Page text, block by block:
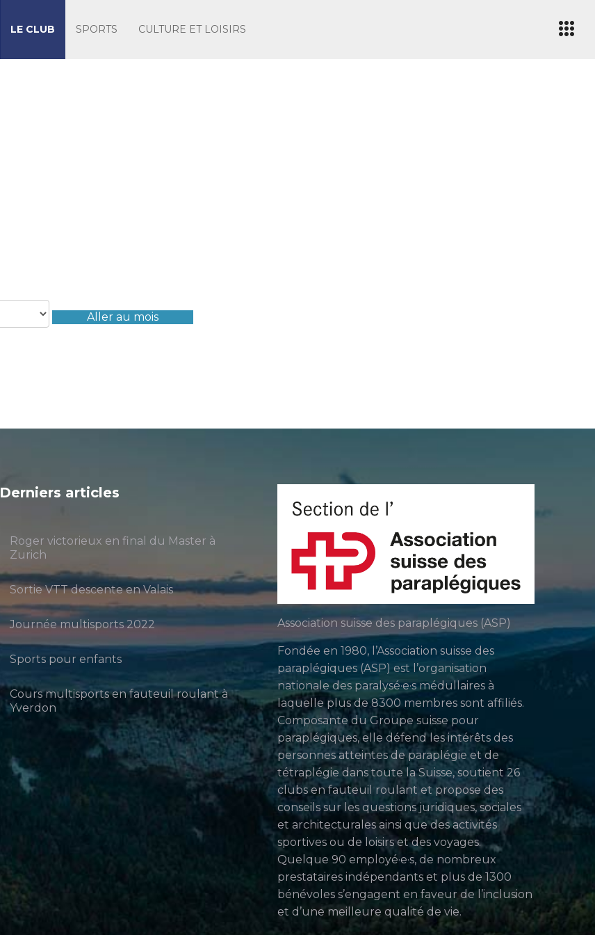
LE CLUB SPORTS CULTURE ET LOISIRS
Aller au mois
Derniers articles
Roger victorieux en final du Master à
Zurich
Sortie VTT descente en Valais
Journée multisports 2022
Sports pour enfants
Cours multisports en fauteuil roulant à
Yverdon
Association suisse des paraplégiques (ASP)
Fondée en 1980, l’Association suisse des
paraplégiques (ASP) est l’organisation
nationale des paralysé·e·s médullaires à
laquelle plus de 8300 membres sont affiliés.
Composante du Groupe suisse pour
paraplégiques, elle défend les intérêts des
personnes atteintes de paraplégie et de
tétraplégie dans toute la Suisse, soutient 26
clubs en fauteuil roulant et propose des
conseils sur les questions juridiques, sociales
et architecturales ainsi que des activités
sportives ou de loisirs et des voyages.
Quelque 90 employé·e·s, de nombreux
prestataires indépendants et plus de 1300
bénévoles s’engagent en faveur de l’inclusion
et d’une meilleure qualité de vie.